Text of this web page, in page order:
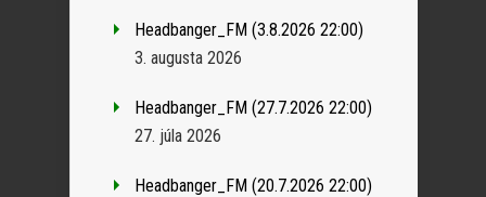
Headbanger_FM (3.8.2026 22:00)
3. augusta 2026
Headbanger_FM (27.7.2026 22:00)
27. júla 2026
Headbanger_FM (20.7.2026 22:00)